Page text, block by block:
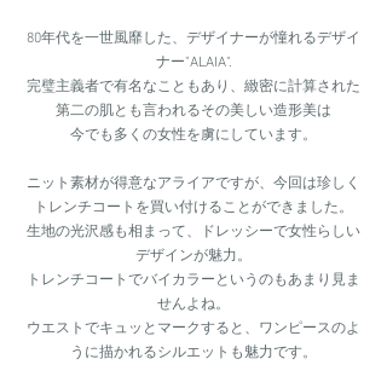
80年代を一世風靡した、デザイナーが憧れるデザイ
ナー"ALAIA".
完璧主義者で有名なこともあり、緻密に計算された
第二の肌とも言われるその美しい造形美は
今でも多くの女性を虜にしています。
ニット素材が得意なアライアですが、今回は珍しく
トレンチコートを買い付けることができました。
生地の光沢感も相まって、ドレッシーで女性らしい
デザインが魅力。
トレンチコートでバイカラーというのもあまり見ま
せんよね。
ウエストでキュッとマークすると、ワンピースのよ
うに描かれるシルエットも魅力です。